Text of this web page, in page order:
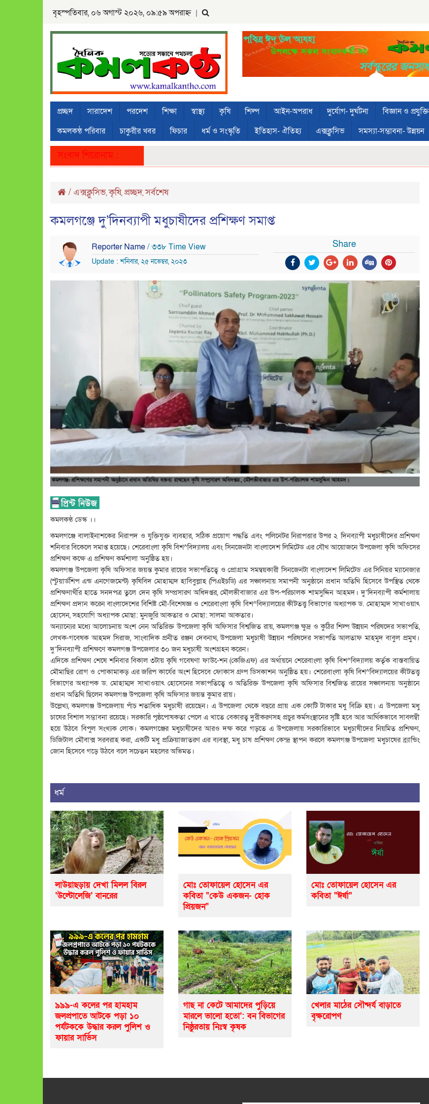
বৃহস্পতিবার, ০৬ অগাস্ট ২০২৬, ০৯:৫৯ অপরাহ্ন |
প্রচ্ছদ সারাদেশ পরদেশ শিক্ষা স্বাস্থ্য কৃষি শিল্প আইন-অপরাধ দুর্যোগ- দুর্ঘটনা বিজ্ঞান ও প্রযুক্তি
কমলকন্ঠ পরিবার
চাকুরীর খবর ফিচার ধর্ম ও সংস্কৃতি ইতিহাস- ঐতিহ্য এক্সক্লুসিভ সমস্যা-সম্ভাবনা- উন্নয়ন
সংবাদ শিরোনাম :
/ এক্সক্লুসিভ,কৃষি, প্রচ্ছদ,সর্বশেষ
কমলগঞ্জে দু’দিনব্যাপী মধুচাষীদের প্রশিক্ষণ সমাপ্ত
Reporter Name/ ৩৩৮ Time View
Update : শনিবার, ২৫ নভেম্বর, ২০২৩
Share
কমলকন্ঠ ডেস্ক ।।
কমলগঞ্জে বালাইনাশকের নিরাপদ ও যুক্তিযুক্ত ব্যবহার, সঠিক প্রয়োগ পদ্ধতি এবং পলিনেটর নিরাপত্তার উপর ২ দিনব্যাপী মধুচাষীদের প্রশিক্ষণ
শনিবার বিকেলে সমাপ্ত হয়েছে। শেরেবাংলা কৃষি বিশ^বিদ্যালয় এবং সিনজেনটা বাংলাদেশ লিমিটেড এর যৌথ আয়োজনে উপজেলা কৃষি অফিসের
প্রশিক্ষণ কক্ষে এ প্রশিক্ষণ কর্মশালা অনুষ্ঠিত হয়।
কমলগঞ্জ উপজেলা কৃষি অফিসার জয়ন্ত কুমার রায়ের সভাপতিত্বে ও প্রোগ্রাম সমন্বয়কারী সিনজেনটা বাংলাদেশ লিমিটেড এর সিনিয়র ম্যানেজার
(স্টুয়ার্ডশিপ এন্ড এনগেজমেন্ট) কৃষিবিদ মোহাম্মদ হাবিবুল্লাহ (পিএইচডি) এর সঞ্চালনায় সমাপনী অনুষ্ঠানে প্রধান অতিথি হিসেবে উপস্থিত থেকে
প্রশিক্ষণার্থীর হাতে সনদপত্র তুলে দেন কৃষি সম্প্রসারণ অধিদপ্তর, মৌলভীবাজার এর উপ-পরিচালক শামসুদ্দিন আহমদ। দু’দিনব্যাপী কর্মশালায়
প্রশিক্ষণ প্রদান করেন বাংলাদেশের বিশিষ্ট মৌ-বিশেষজ্ঞ ও শেরেবাংলা কৃষি বিশ^বিদ্যালয়ের কীটতত্ত্ব বিভাগের অধ্যাপক ড. মোহাম্মদ সাখাওয়াৎ
হোসেন, সহযোগি অধ্যাপক মোছা: মুনজুরি আকতার ও মোছা: সালমা আকতার।
অন্যান্যের মধ্যে আলোচনায় অংশ নেন অতিরিক্ত উপজেলা কৃষি অফিসার বিশ্বজিত রায়, কমলগঞ্জ ক্ষুদ্র ও কুঠির শিল্প উন্নয়ন পরিষদের সভাপতি,
লেখক-গবেষক আহমদ সিরাজ, সাংবাদিক প্রনীত রঞ্জন দেবনাথ, উপজেলা মধুচাষী উন্নয়ন পরিষদের সভাপতি আলতাফ মাহমুদ বাবুল প্রমুখ।
দু’দিনব্যাপী প্রশিক্ষণে কমলগঞ্জ উপজেলার ৩০ জন মধুচাষী অংশগ্রহন করেন।
এদিকে প্রশিক্ষণ শেষে শনিবার বিকাল ৩টায় কৃষি গবেষণা ফাউ-েশন (কেজিএফ) এর অর্থায়নে শেরেবাংলা কৃষি বিশ^বিদ্যালয় কর্তৃক বাস্তবায়িত
মৌমাছির রোগ ও পোকামাকড় এর জরিপ কার্যের অংশ হিসেবে ফোকাস গ্রুপ ডিসকাশন অনুষ্ঠিত হয়। শেরেবাংলা কৃষি বিশ^বিদ্যালয়ের কীটতত্ত্ব
বিভাগের অধ্যাপক ড. মোহাম্মদ সাখাওয়াৎ হোসেনের সভাপতিত্বে ও অতিরিক্ত উপজেলা কৃষি অফিসার বিশ্বজিত রায়ের সঞ্চালনায় অনুষ্ঠানে
প্রধান অতিথি ছিলেন কমলগঞ্জ উপজেলা কৃষি অফিসার জয়ন্ত কুমার রায়।
উল্লেখ্য, কমলগঞ্জ উপজেলায় পাঁচ শতাধিক মধুচাষী রয়েছেন। এ উপজেলা থেকে বছরে প্রায় এক কোটি টাকার মধু বিক্রি হয়। এ উপজেলা মধু
চাষের বিশাল সম্ভাবনা রয়েছে। সরকারি পৃষ্ঠপোষকতা পেলে এ খাতে বেকারত্ব দুরীকরণসহ প্রচুর কর্মসংস্থানের সৃষ্টি হবে আর আর্থিকভাবে সাবলম্বী
হয়ে উঠবে বিপুল সংখ্যক লোক। কমলগঞ্জের মধুচাষীদের আরও দক্ষ করে গড়তে এ উপজেলায় সরকারিভাবে মধুচাষীদের নিয়মিত প্রশিক্ষণ,
ডিজিটাল মৌবাক্স সরবরাহ করা, একটি মধু প্রক্রিয়াজাতরণ এর ব্যবস্থা, মধু চাষ প্রশিক্ষণ কেন্দ্র স্থাপন করলে কমলগঞ্জ উপজেলা মধুচাষের ব্র্যান্ডিং
জোন হিসেবে গড়ে উঠবে বলে সচেতন মহলের অভিমত।
ধর্ম
লাউয়াছড়ায় দেখা মিলল বিরল
‘উল্টোলেজি’ বানরের
মোঃ তোফায়েল হোসেন এর
কবিতা “কেউ একজন- হোক
প্রিয়জন”
মোঃ তোফায়েল হোসেন এর
কবিতা “ঈর্ষা”
৯৯৯-এ কলের পর হামহাম
জলপ্রপাতে আটকে পড়া ১০
পর্যটককে উদ্ধার করল পুলিশ ও
ফায়ার সার্ভিস
গাছ না কেটে আমাদের পুড়িয়ে
মারলে ভালো হতো’: বন বিভাগের
নিষ্ঠুরতায় নিঃস্ব কৃষক
খেলার মাঠের সৌন্দর্য বাড়াতে
বৃক্ষরোপণ